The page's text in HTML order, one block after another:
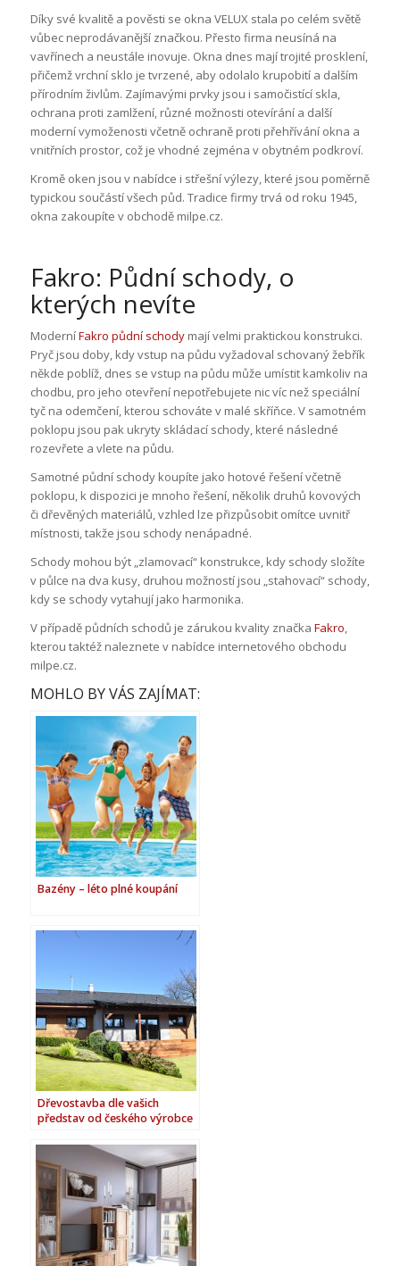
Díky své kvalitě a pověsti se okna VELUX stala po celém světě
vůbec neprodávanější značkou. Přesto firma neusíná na
vavřínech a neustále inovuje. Okna dnes mají trojité prosklení,
přičemž vrchní sklo je tvrzené, aby odolalo krupobití a dalším
přírodním živlům. Zajímavými prvky jsou i samočistící skla,
ochrana proti zamlžení, různé možnosti otevírání a další
moderní vymoženosti včetně ochraně proti přehřívání okna a
vnitřních prostor, což je vhodné zejména v obytném podkroví.
Kromě oken jsou v nabídce i střešní výlezy, které jsou poměrně
typickou součástí všech půd. Tradice firmy trvá od roku 1945,
okna zakoupíte v obchodě milpe.cz.
Fakro: Půdní schody, o
kterých nevíte
ModerníFakro půdní schodymají velmi praktickou konstrukci.
Pryč jsou doby, kdy vstup na půdu vyžadoval schovaný žebřík
někde poblíž, dnes se vstup na půdu může umístit kamkoliv na
chodbu, pro jeho otevření nepotřebujete nic víc než speciální
tyč na odemčení, kterou schováte v malé skříňce. V samotném
poklopu jsou pak ukryty skládací schody, které následné
rozevřete a vlete na půdu.
Samotné půdní schody koupíte jako hotové řešení včetně
poklopu, k dispozici je mnoho řešení, několik druhů kovových
či dřevěných materiálů, vzhled lze přizpůsobit omítce uvnitř
místnosti, takže jsou schody nenápadné.
Schody mohou být „zlamovací“ konstrukce, kdy schody složíte
v půlce na dva kusy, druhou možností jsou „stahovací“ schody,
kdy se schody vytahují jako harmonika.
V případě půdních schodů je zárukou kvality značka Fakro,
kterou taktéž naleznete v nabídce internetového obchodu
milpe.cz.
MOHLO BY VÁS ZAJÍMAT:
Bazény – léto plné koupání
Dřevostavba dle vašich
představ od českého výrobce